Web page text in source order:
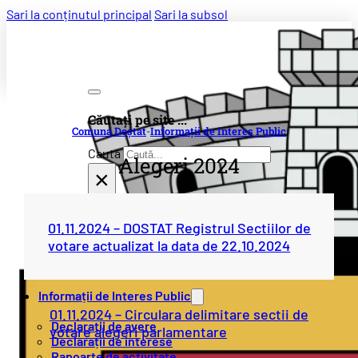
Sari la conținutul principal Sari la subsol
Căutați pe site ...
Caută
×
Primăria
Informații de Interes Public
Declarații de avere
Declarații de interese
Comuna Doștat-Informații de Interes Public
Alegeri 2024
01.11.2024 – DOSTAT Registrul Sectiilor de
votare actualizat la data de 22.10.2024
01.11.2024 – Circulara delimitare sectii de
votare alegeri parlamentare